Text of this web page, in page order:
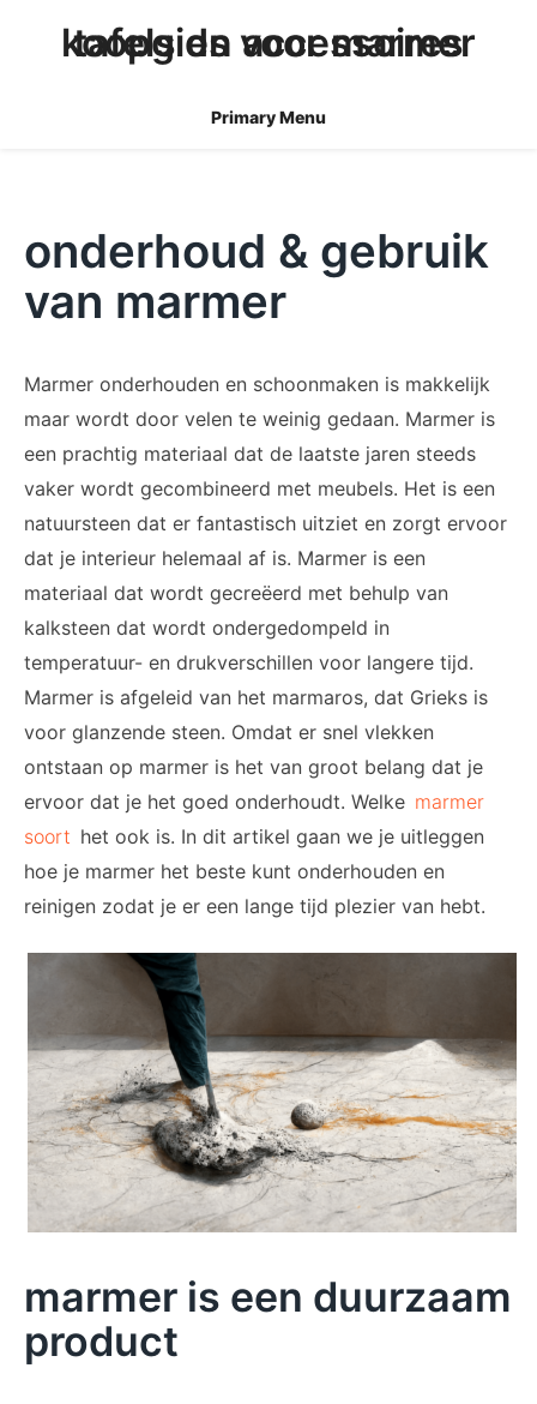
koopgids voor marmer tafels en accessoires
Primary Menu
onderhoud & gebruik
van marmer
Marmer onderhouden en schoonmaken is makkelijk
maar wordt door velen te weinig gedaan. Marmer is
een prachtig materiaal dat de laatste jaren steeds
vaker wordt gecombineerd met meubels. Het is een
natuursteen dat er fantastisch uitziet en zorgt ervoor
dat je interieur helemaal af is. Marmer is een
materiaal dat wordt gecreëerd met behulp van
kalksteen dat wordt ondergedompeld in
temperatuur- en drukverschillen voor langere tijd.
Marmer is afgeleid van het marmaros, dat Grieks is
voor glanzende steen. Omdat er snel vlekken
ontstaan op marmer is het van groot belang dat je
ervoor dat je het goed onderhoudt. Welke marmer
soort het ook is. In dit artikel gaan we je uitleggen
hoe je marmer het beste kunt onderhouden en
reinigen zodat je er een lange tijd plezier van hebt.
marmer is een duurzaam
product